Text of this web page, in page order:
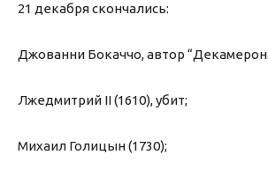
21 декабря скончались:
Джованни Бокаччо, автор
Лжедмитрий II (1610), убит;
Михаил Голицын (1730);